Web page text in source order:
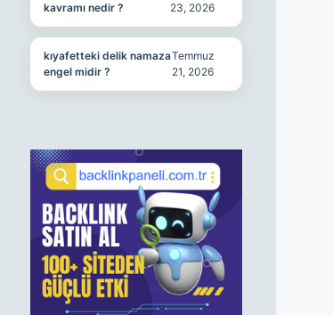
kavramı nedir ?
23, 2026
kıyafetteki delik namaza
engel midir ?
Temmuz
21, 2026